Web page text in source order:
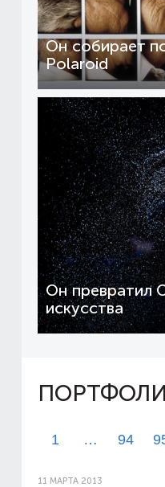
Он собирает
Polaroid
Он превратил
искусства
1 … 94
11 МАРТА 2013